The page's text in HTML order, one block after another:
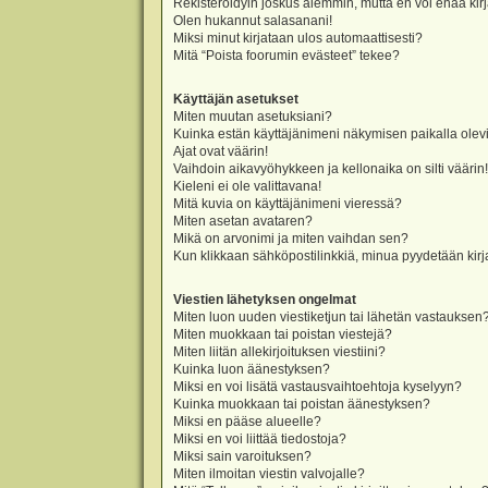
Rekisteröidyin joskus aiemmin, mutta en voi enää
Olen hukannut salasanani!
Miksi minut kirjataan ulos automaattisesti?
Mitä “Poista foorumin evästeet” tekee?
Käyttäjän asetukset
Miten muutan asetuksiani?
Kuinka estän käyttäjänimeni näkymisen paikalla
Ajat ovat väärin!
Vaihdoin aikavyöhykkeen ja kellonaika on silti väärin!
Kieleni ei ole valittavana!
Mitä kuvia on käyttäjänimeni vieressä?
Miten asetan avataren?
Mikä on arvonimi ja miten vaihdan sen?
Kun klikkaan sähköpostilinkkiä, minua pyydetään
Viestien lähetyksen ongelmat
Miten luon uuden viestiketjun tai lähetän
Miten muokkaan tai poistan viestejä?
Miten liitän allekirjoituksen viestiini?
Kuinka luon äänestyksen?
Miksi en voi lisätä vastausvaihtoehtoja kyselyyn?
Kuinka muokkaan tai poistan äänestyksen?
Miksi en pääse alueelle?
Miksi en voi liittää tiedostoja?
Miksi sain varoituksen?
Miten ilmoitan viestin valvojalle?